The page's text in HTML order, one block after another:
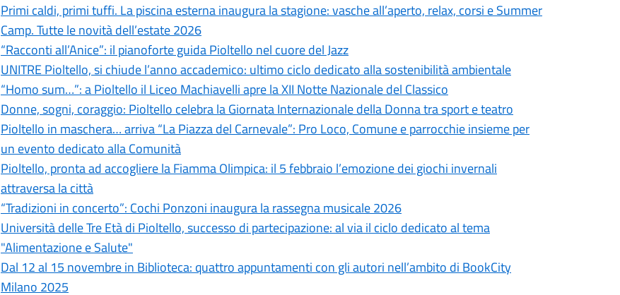
Primi caldi, primi tuffi. La piscina esterna inaugura la stagione: vasche all’aperto, relax, corsi e Summer
Camp. Tutte le novità dell’estate 2026
“Racconti all’Anice”: il pianoforte guida Pioltello nel cuore del Jazz
UNITRE Pioltello, si chiude l’anno accademico: ultimo ciclo dedicato alla sostenibilità ambientale
“Homo sum…”: a Pioltello il Liceo Machiavelli apre la XII Notte Nazionale del Classico
Donne, sogni, coraggio: Pioltello celebra la Giornata Internazionale della Donna tra sport e teatro
Pioltello in maschera… arriva “La Piazza del Carnevale”: Pro Loco, Comune e parrocchie insieme per
un evento dedicato alla Comunità
Pioltello, pronta ad accogliere la Fiamma Olimpica: il 5 febbraio l’emozione dei giochi invernali
attraversa la città
“Tradizioni in concerto”: Cochi Ponzoni inaugura la rassegna musicale 2026
Università delle Tre Età di Pioltello, successo di partecipazione: al via il ciclo dedicato al tema
"Alimentazione e Salute"
Dal 12 al 15 novembre in Biblioteca: quattro appuntamenti con gli autori nell’ambito di BookCity
Milano 2025